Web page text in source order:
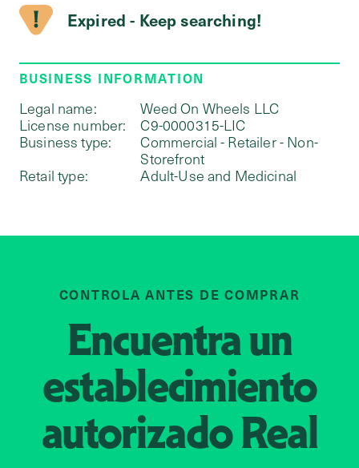
Expired - Keep searching!
BUSINESS INFORMATION
Legal name:
Weed On Wheels LLC
License number:
C9-0000315-LIC
Business type:
Commercial - Retailer - Non-
Storefront
Retail type:
Adult-Use and Medicinal
CONTROLA ANTES DE COMPRAR
Encuentra un
establecimiento
autorizadoReal